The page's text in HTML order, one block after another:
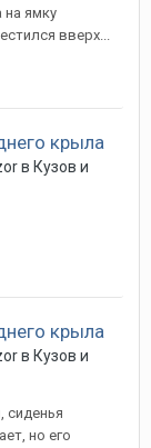
на ямку
вверх...
крыла
в Кузов и
крыла
в Кузов и
сиденья
но его